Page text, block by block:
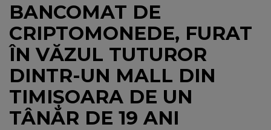
BREAKFAST
TIC TALK
CÂȘTIGĂ
HOT 30
BANCOMAT DE
CRIPTOMONEDE, FURAT
ÎN VĂZUL TUTUROR
DINTR-UN MALL DIN
TIMIȘOARA DE UN
TÂNĂR DE 19 ANI